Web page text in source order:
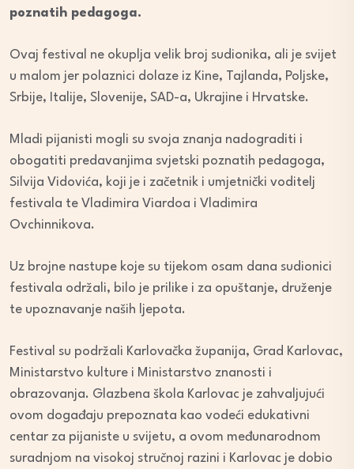
poznatih pedagoga.
Ovaj festival ne okuplja velik broj sudionika, ali je svijet
u malom jer polaznici dolaze iz Kine, Tajlanda, Poljske,
Srbije, Italije, Slovenije, SAD-a, Ukrajine i Hrvatske.
Mladi pijanisti mogli su svoja znanja nadograditi i
obogatiti predavanjima svjetski poznatih pedagoga,
Silvija Vidovića, koji je i začetnik i umjetnički voditelj
festivala te Vladimira Viardoa i Vladimira
Ovchinnikova.
Uz brojne nastupe koje su tijekom osam dana sudionici
festivala održali, bilo je prilike i za opuštanje, druženje
te upoznavanje naših ljepota.
Festival su podržali Karlovačka županija, Grad Karlovac,
Ministarstvo kulture i Ministarstvo znanosti i
obrazovanja. Glazbena škola Karlovac je zahvaljujući
ovom događaju prepoznata kao vodeći edukativni
centar za pijaniste u svijetu, a ovom međunarodnom
suradnjom na visokoj stručnoj razini i Karlovac je dobio